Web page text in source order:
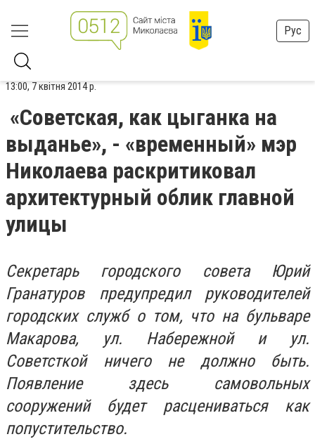
Рус
13:00, 7 квітня 2014 р.
«Советская, как цыганка на
выданье», - «временный» мэр
Николаева раскритиковал
архитектурный облик главной
улицы
Секретарь городского совета Юрий
Гранатуров предупредил руководителей
городских служб о том, что на бульваре
Макарова, ул. Набережной и ул.
Советсткой ничего не должно быть.
Появление здесь самовольных
сооружений будет расцениваться как
попустительство.